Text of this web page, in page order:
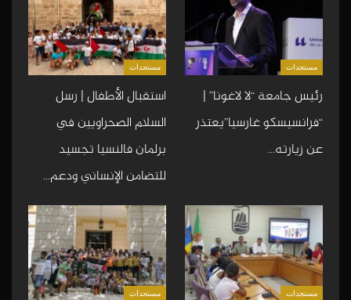
مستجدات
رئيس جامعة “لا لاغونا” |
“فرانسيسكو غارسيا”يعتذر
عن زيارته…
مستجدات
استقبال الأطفال | رسل
السلام الصحراويين في
برلمان فالنسيا تجسيد
للتضامن الإنساني ودعم…
مستجدات مستجدات